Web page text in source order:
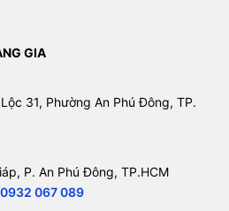
GIA
31, Phường An Phú Đông, TP.
P. An Phú Đông, TP.HCM
0932 067 089